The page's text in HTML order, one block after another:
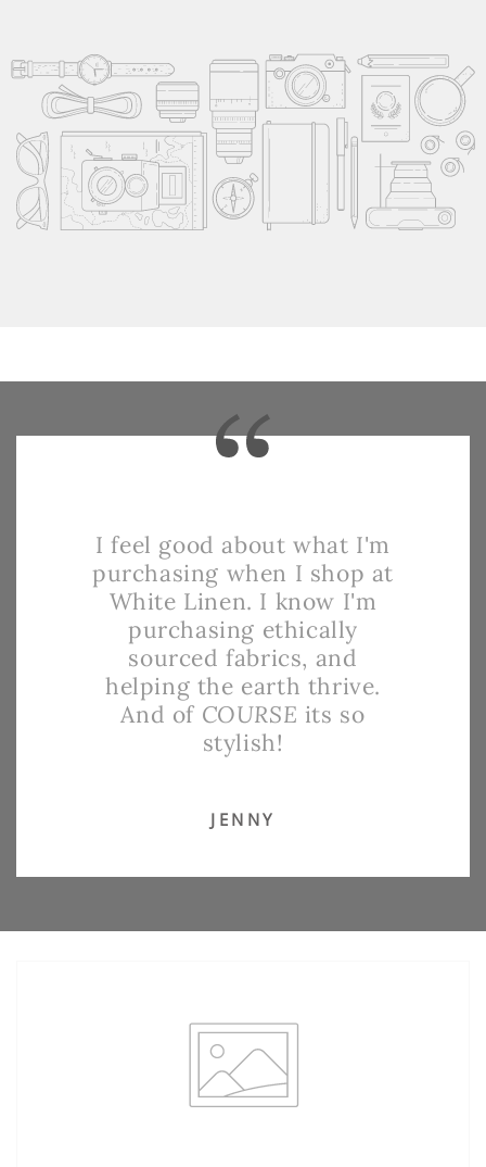
I feel good about what I'm
purchasing when I shop at
White Linen. I know I'm
purchasing ethically
sourced fabrics, and
helping the earth thrive.
And of COURSE its so
stylish!
JENNY